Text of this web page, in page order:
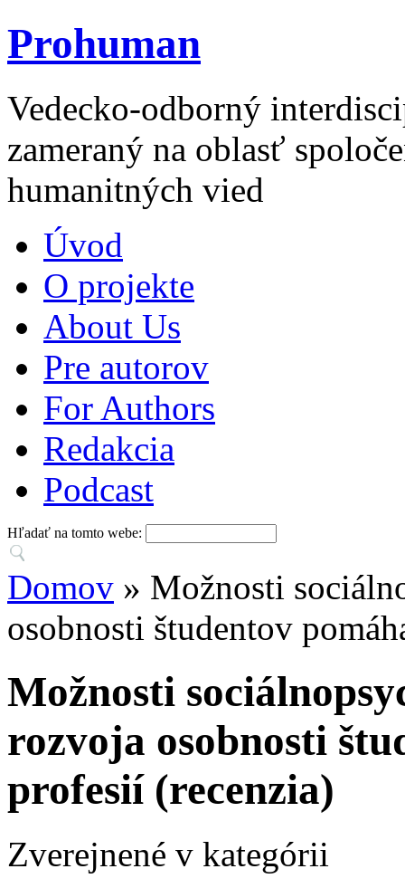
Prohuman
Vedecko-odborný
zameraný na oblasť
humanitných vied
Úvod
O projekte
About Us
Pre autorov
For Authors
Redakcia
Podcast
Hľadať na tomto webe:
Domov » Možnosti
osobnosti študentov
Možnosti
rozvoja osobnosti
profesií (recenzia)
Zverejnené v kategórii